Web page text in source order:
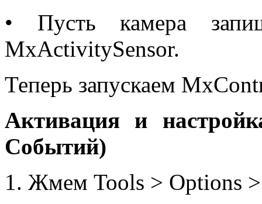
• Пусть камера
MxActivitySensor.
Теперь запускаем
Активация и
Событий)
1. Жмем Tools > Options